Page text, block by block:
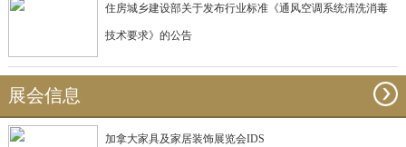
住房城乡建设部关于发布行业标准《通风空调系统清洗消毒
技术要求》的公告
展会信息
加拿大家具及家居装饰展览会IDS